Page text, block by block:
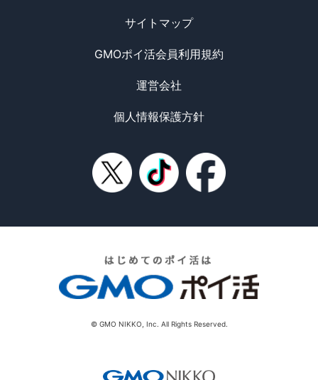
サイトマップ
GMOポイ活会員利用規約
運営会社
個人情報保護方針
© GMO NIKKO, Inc. All Rights Reserved.